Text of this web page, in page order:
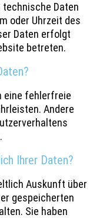
Daten
oder Uhrzeit des
Daten erfolgt
betreten.
eine fehlerfreie
Andere
Ihrer Daten?
Auskunft über
gespeicherten
Sie haben